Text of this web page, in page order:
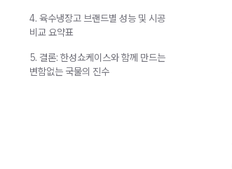
4. 육수냉장고 브랜드별 성능 및 시공
비교 요약표
5. 결론: 한성쇼케이스와 함께 만드는
변함없는 국물의 진수